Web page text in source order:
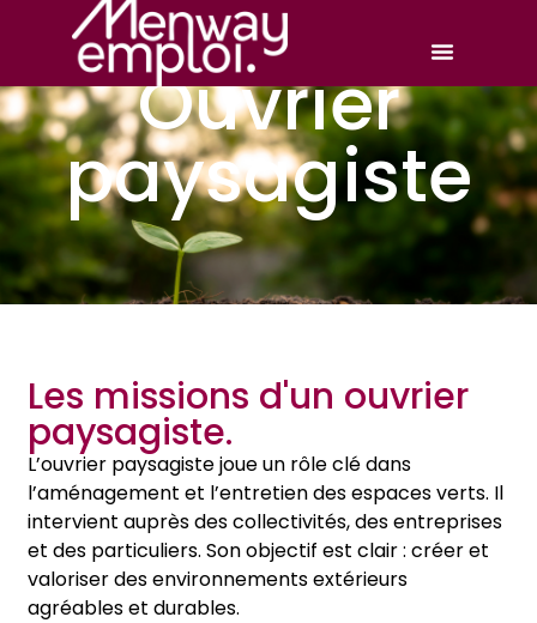
Ouvrier
paysagiste
Les missions d'un ouvrier
paysagiste.
L’ouvrier paysagiste joue un rôle clé dans
l’aménagement et l’entretien des espaces verts. Il
intervient auprès des collectivités, des entreprises
et des particuliers. Son objectif est clair : créer et
valoriser des environnements extérieurs
agréables et durables.